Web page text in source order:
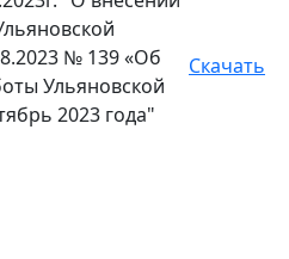
№ 139 «Об
Ульяновской
2023 года"
Скачать